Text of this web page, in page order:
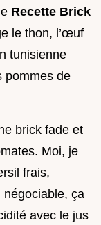
Recette Brick
le thon, l’œuf
tunisienne
pommes de
brick fade et
Moi, je
frais,
négociable, ça
avec le jus